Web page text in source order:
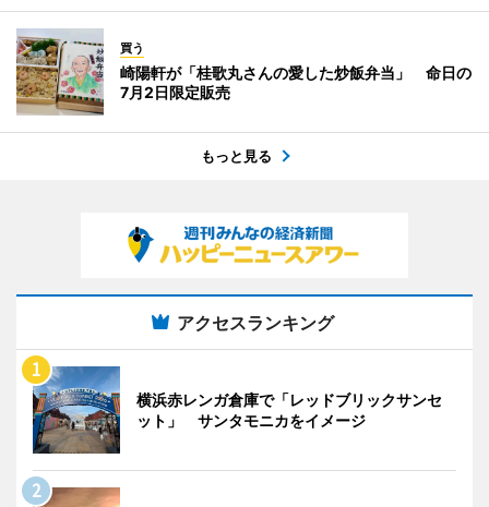
買う
崎陽軒が「桂歌丸さんの愛した炒飯弁当」 命日の
7月2日限定販売
もっと見る
アクセスランキング
横浜赤レンガ倉庫で「レッドブリックサンセ
ット」 サンタモニカをイメージ